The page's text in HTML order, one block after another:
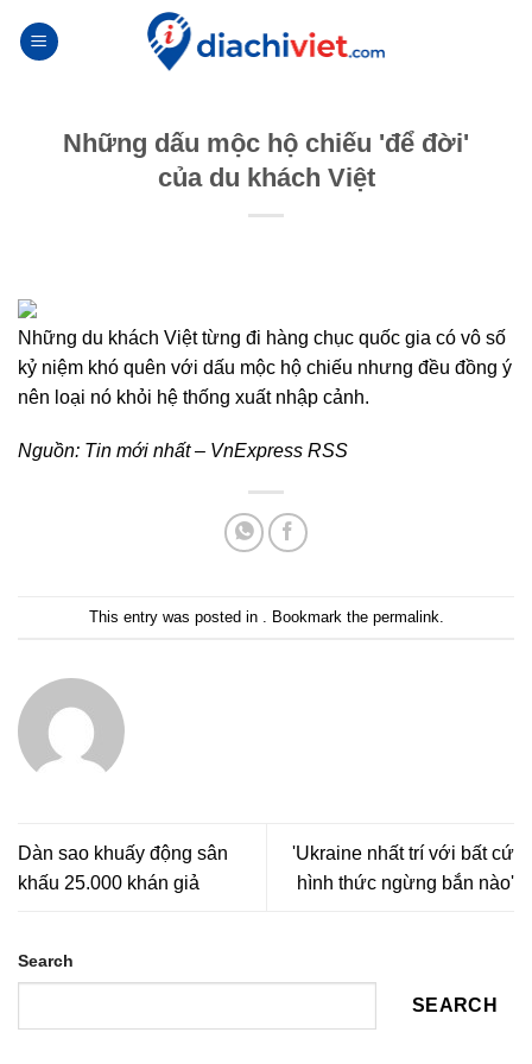
Những dấu mộc hộ chiếu 'để đời'
của du khách Việt
Những du khách Việt từng đi hàng chục quốc gia có vô số
kỷ niệm khó quên với dấu mộc hộ chiếu nhưng đều đồng ý
nên loại nó khỏi hệ thống xuất nhập cảnh.
Nguồn: Tin mới nhất – VnExpress RSS
This entry was posted in . Bookmark the permalink
Dàn sao khuấy động sân
khấu 25.000 khán giả
'Ukraine nhất trí với bất cứ
hình thức ngừng bắn nào'
Search
SEARCH